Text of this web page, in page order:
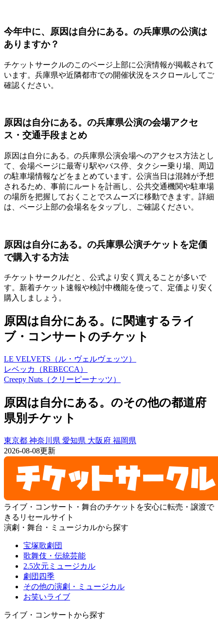
今年中に、原因は自分にある。の兵庫県の公演は
ありますか？
チケットサークルのこのページ上部に公演情報が掲載されて
います。兵庫県や近隣都市での開催状況をスクロールしてご
確認ください。
原因は自分にある。の兵庫県公演の会場アクセ
ス・交通手段まとめ
原因は自分にある。の兵庫県公演会場へのアクセス方法とし
て、会場ページに最寄り駅やバス停、タクシー乗り場、周辺
の駐車場情報などをまとめています。公演当日は混雑が予想
されるため、事前にルートを計画し、公共交通機関や駐車場
の場所を把握しておくことでスムーズに移動できます。詳細
は、ページ上部の会場名をタップし、ご確認ください。
原因は自分にある。の兵庫県公演チケットを定価
で購入する方法
チケットサークルだと、公式より安く買えることが多いで
す。新着チケット速報や検討中機能を使って、定価より安く
購入しましょう。
原因は自分にある。に関連するライ
ブ・コンサートのチケット
LE VELVETS（ル・ヴェルヴェッツ）
レベッカ（REBECCA）
Creepy Nuts（クリーピーナッツ）
原因は自分にある。のその他の都道府
県別チケット
東京都 神奈川県 愛知県 大阪府 福岡県
2026-08-08更新
ライブ・コンサート・舞台のチケットを安心に転売・譲渡で
きるリセールサイト
演劇・舞台・ミュージカルから探す
宝塚歌劇団
歌舞伎・伝統芸能
2.5次元ミュージカル
劇団四季
その他の演劇・ミュージカル
お笑いライブ
ライブ・コンサートから探す